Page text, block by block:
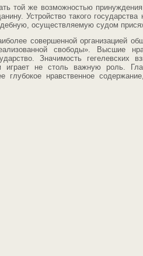
той же возможностью
Устройство такого
осуществляемую судом
совершенной организацией
свободы». Высшие
Значимость гегелевских
играет не столь важную роль.
глубокое нравственное